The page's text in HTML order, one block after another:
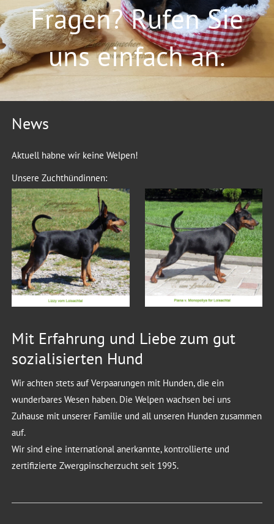
Fragen? Rufen Sie
uns einfach an.
News
Aktuell habne wir keine Welpen!
Unsere Zuchthündinnen:
Mit Erfahrung und Liebe zum gut
sozialisierten Hund
Wir achten stets auf Verpaarungen mit Hunden, die ein
wunderbares Wesen haben. Die Welpen wachsen bei uns
Zuhause mit unserer Familie und all unseren Hunden zusammen
auf.
Wir sind eine international anerkannte, kontrollierte und
zertifizierte Zwergpinscherzucht seit 1995.